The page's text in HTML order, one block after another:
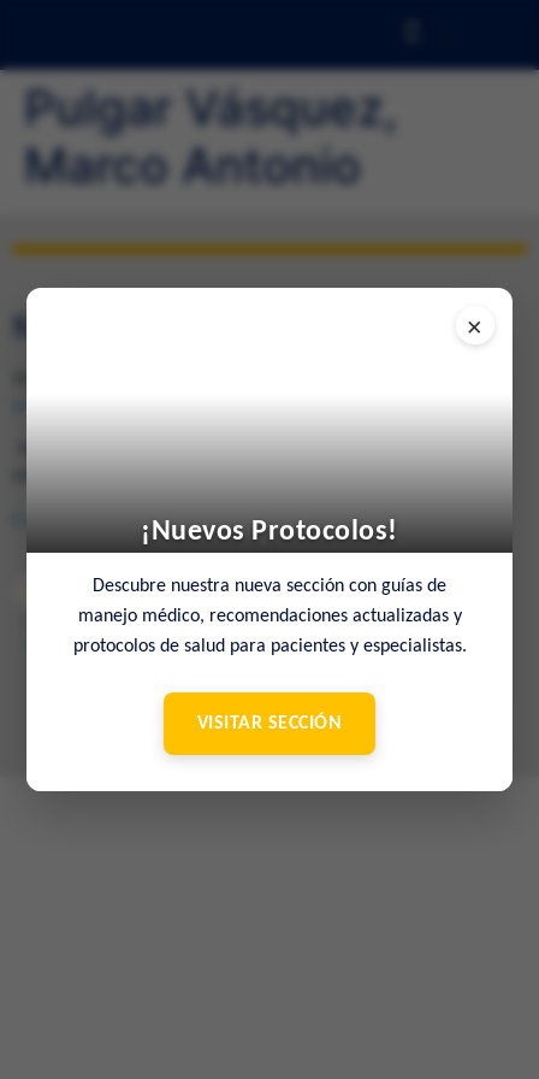
Pulgar Vásquez,
Marco Antonio
SEDE DE CARACAS
Consulta en el mapa
© 2022 Sociedad Venezolana de Medicina Interna – 65º Aniversario
Contacto
×
¡Nuevos Protocolos!
Descubre nuestra nueva sección con guías de
manejo médico, recomendaciones actualizadas y
protocolos de salud para pacientes y especialistas.
VISITAR SECCIÓN